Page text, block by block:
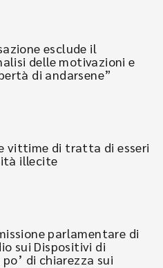
esclude il
delle motivazioni e
di andarsene”
vittime di tratta di esseri
illecite
parlamentare di
sui Dispositivi di
di chiarezza sui